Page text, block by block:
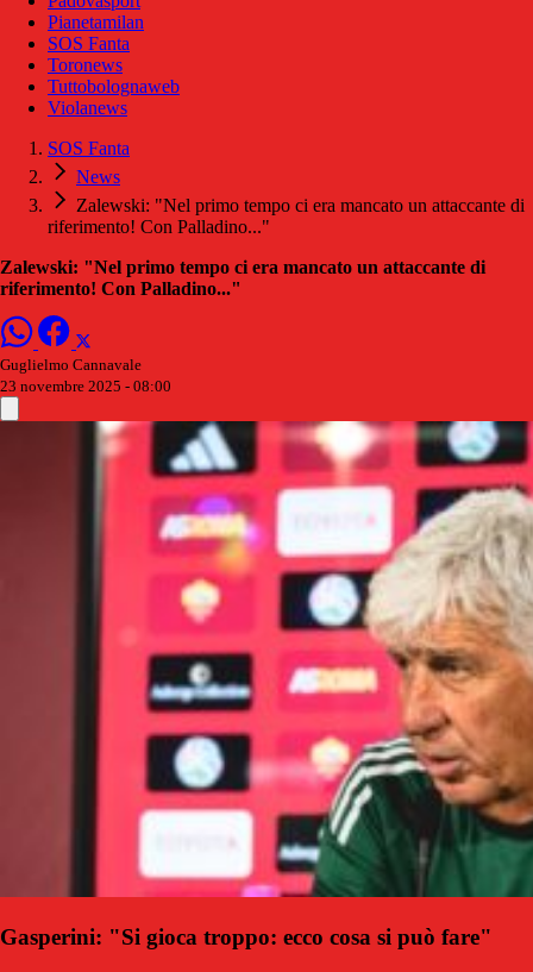
Pianetamilan
SOS Fanta
Toronews
Tuttobolognaweb
Violanews
SOS Fanta
News
Zalewski: "Nel primo tempo ci era mancato un attaccante di
riferimento! Con Palladino..."
Zalewski: "Nel primo tempo ci era mancato un attaccante di
riferimento! Con Palladino..."
Guglielmo Cannavale
23 novembre 2025 - 08:00
Gasperini: "Si gioca troppo: ecco cosa si può fare"